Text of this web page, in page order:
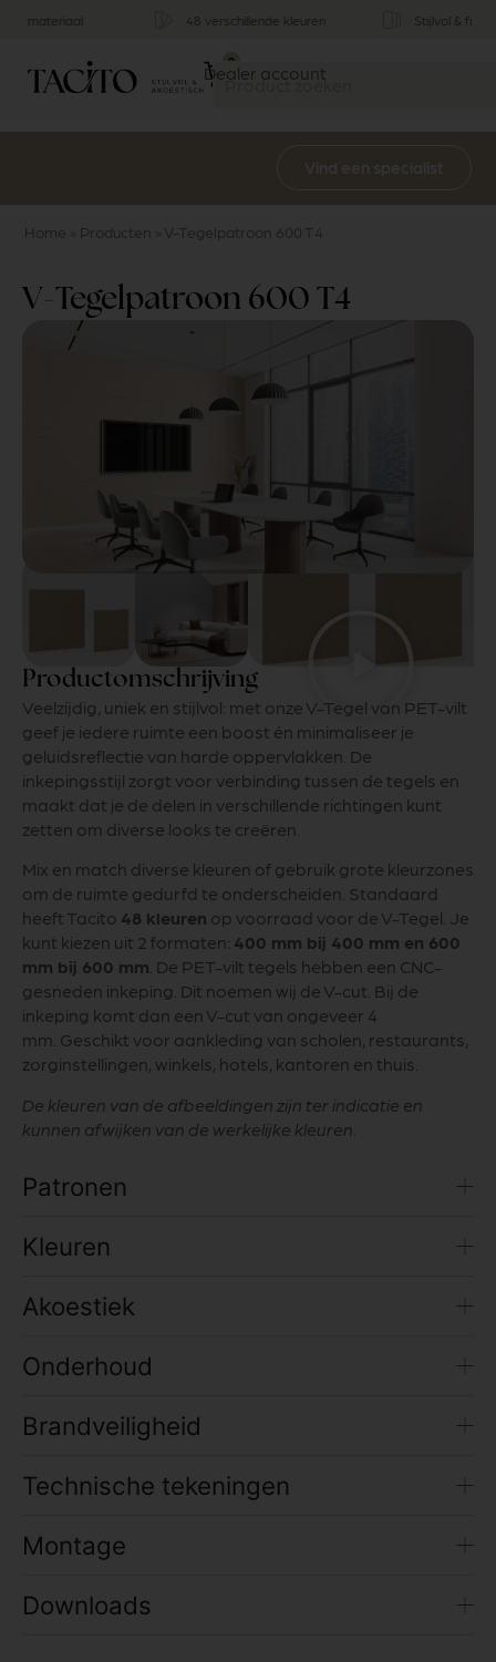
Stijlvol & functioneel Multifunctioneel
Dealer account
0
Home Producten V-Tegelpatroon 600 T4
V-Tegelpatroon 600 T4
Productomschrijving
Veelzijdig, uniek en stijlvol: met onze V-Tegel van PET-vilt
geef je iedere ruimte een boost én minimaliseer je
geluidsreflectie van harde oppervlakken. De
inkepingsstijl zorgt voor verbinding tussen de tegels en
maakt dat je de delen in verschillende richtingen kunt
zetten om diverse looks te creëren.
Mix en match diverse kleuren of gebruik grote kleurzones
om de ruimte gedurfd te onderscheiden. Standaard
heeft Tacito 48 kleuren op voorraad voor de V-Tegel. Je
kunt kiezen uit 2 formaten: 400 mm bij 400 mm en 600
mm bij 600 mm . De PET-vilt tegels hebben een CNC-
gesneden inkeping. Dit noemen wij de V-cut. Bij de
inkeping komt dan een V-cut van ongeveer 4
mm. Geschikt voor aankleding van scholen, restaurants,
zorginstellingen, winkels, hotels, kantoren en thuis.
De kleuren van de afbeeldingen zijn ter indicatie en
kunnen afwijken van de werkelijke kleuren.
Patronen
Kleuren
Akoestiek
Onderhoud
Brandveiligheid
Technische tekeningen
Montage
Downloads